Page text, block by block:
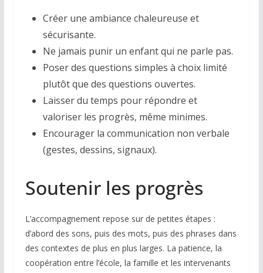
Créer une ambiance chaleureuse et
sécurisante.
Ne jamais punir un enfant qui ne parle pas.
Poser des questions simples à choix limité
plutôt que des questions ouvertes.
Laisser du temps pour répondre et
valoriser les progrès, même minimes.
Encourager la communication non verbale
(gestes, dessins, signaux).
Soutenir les progrès
L’accompagnement repose sur de petites étapes :
d’abord des sons, puis des mots, puis des phrases dans
des contextes de plus en plus larges. La patience, la
coopération entre l’école, la famille et les intervenants